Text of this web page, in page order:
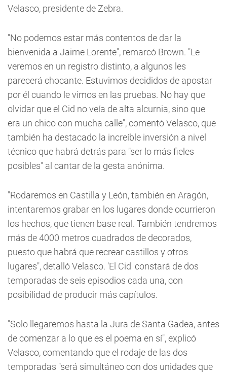
Velasco, presidente de Zebra.
"No podemos estar más contentos de dar la
bienvenida a Jaime Lorente", remarcó Brown. "Le
veremos en un registro distinto, a algunos les
parecerá chocante. Estuvimos decididos de apostar
por él cuando le vimos en las pruebas. No hay que
olvidar que el Cid no veía de alta alcurnia, sino que
era un chico con mucha calle", comentó Velasco, que
también ha destacado la increíble inversión a nivel
técnico que habrá detrás para "ser lo más fieles
posibles" al cantar de la gesta anónima.
"Rodaremos en Castilla y León, también en Aragón,
intentaremos grabar en los lugares donde ocurrieron
los hechos, que tienen base real. También tendremos
más de 4000 metros cuadrados de decorados,
puesto que habrá que recrear castillos y otros
lugares", detalló Velasco. 'El Cid' constará de dos
temporadas de seis episodios cada una, con
posibilidad de producir más capítulos.
"Solo llegaremos hasta la Jura de Santa Gadea, antes
de comenzar a lo que es el poema en sí", explicó
Velasco, comentando que el rodaje de las dos
temporadas "será simultáneo con dos unidades que